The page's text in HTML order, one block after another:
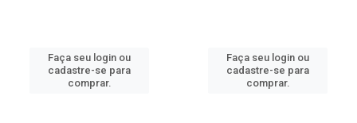
Faça seu login ou
cadastre-se para
comprar.
Faça seu login ou
cadastre-se para
comprar.